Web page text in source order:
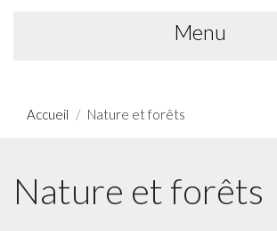
Menu
Accueil Nature et forêts
Nature et forêts